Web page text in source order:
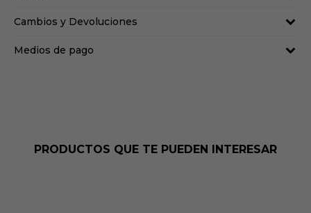
Cambios y Devoluciones
Medios de pago
PRODUCTOS QUE TE PUEDEN INTERESAR